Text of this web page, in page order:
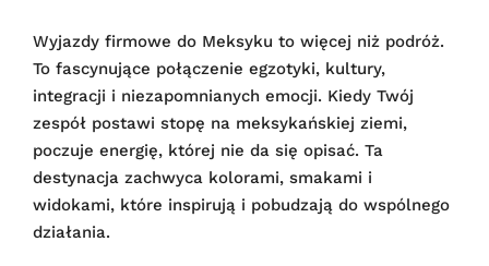
Wyjazdy firmowe do Meksyku to więcej niż podróż.
To fascynujące połączenie egzotyki, kultury,
integracji i niezapomnianych emocji. Kiedy Twój
zespół postawi stopę na meksykańskiej ziemi,
poczuje energię, której nie da się opisać. Ta
destynacja zachwyca kolorami, smakami i
widokami, które inspirują i pobudzają do wspólnego
działania.